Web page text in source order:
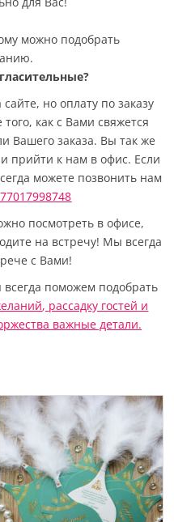
можно подобрать
но оплату по заказу
как с Вами свяжется
Вашего заказа. Вы так же
прийти к нам в офис. Если
можете позвонить нам
посмотреть в офисе,
на встречу! Мы всегда
с Вами!
поможем подобрать
, рассадку гостей и
важные детали.